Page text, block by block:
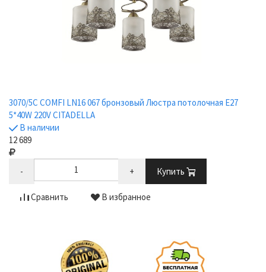
3070/5C COMFI LN16 067 бронзовый Люстра потолочная E27
5*40W 220V CITADELLA
В наличии
12 689
- + Купить
Сравнить В избранное